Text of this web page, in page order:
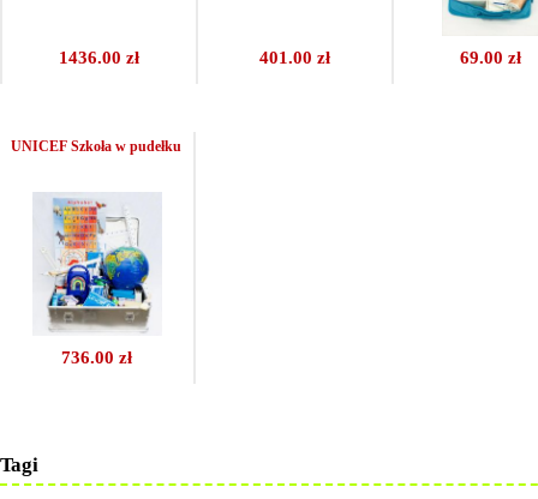
1436.00 zł 401.00 zł 69.00 zł
736.00 zł
UNICEF Szkoła w pudełku
Tagi